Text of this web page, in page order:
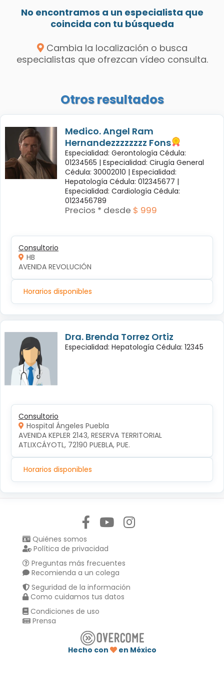
No encontramos a un especialista que
coincida con tu búsqueda
Cambia la localización o busca
especialistas que ofrezcan vídeo consulta.
Otros resultados
Medico. Angel Ram
Hernandezzzzzzzz Fons
Especialidad: Gerontología Cédula:
01234565 | Especialidad: Cirugía General
Cédula: 30002010 | Especialidad:
Hepatología Cédula: 012345677 |
Especialidad: Cardiología Cédula:
0123456789
Precios * desde $ 999
Consultorio
HB
AVENIDA REVOLUCIÓN
Horarios disponibles
Dra. Brenda Torrez Ortiz
Especialidad: Hepatología Cédula: 12345
Consultorio
Hospital Ángeles Puebla
AVENIDA KEPLER 2143, RESERVA TERRITORIAL
ATLIXCÁYOTL, 72190 PUEBLA, PUE.
Horarios disponibles
Quiénes somos
Política de privacidad
Preguntas más frecuentes
Recomienda a un colega
Seguridad de la información
Como cuidamos tus datos
Condiciones de uso
Prensa
Hecho con
en México